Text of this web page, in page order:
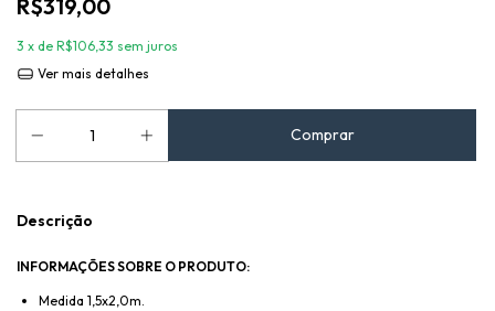
R$319,00
3 x de R$106,33 sem juros
Ver mais detalhes
Descrição
INFORMAÇÕES SOBRE O PRODUTO:
Medida 1,5x2,0m.